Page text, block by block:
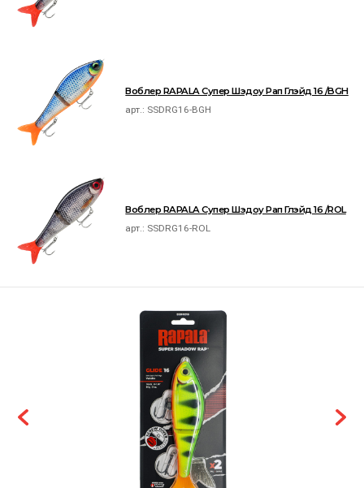
Воблер RAPALA Супер Шэдоу Рап Глэйд 16 /BGH
арт.: SSDRG16-BGH
Воблер RAPALA Супер Шэдоу Рап Глэйд 16 /ROL
арт.: SSDRG16-ROL